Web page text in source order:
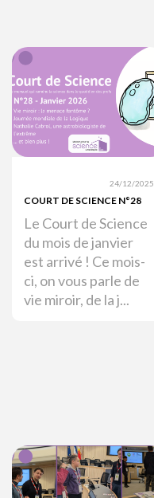
24/12/2025
COURT DE SCIENCE N°28
Le Court de Science
du mois de janvier
est arrivé ! Ce mois-
ci, on vous parle de
vie miroir, de la j...